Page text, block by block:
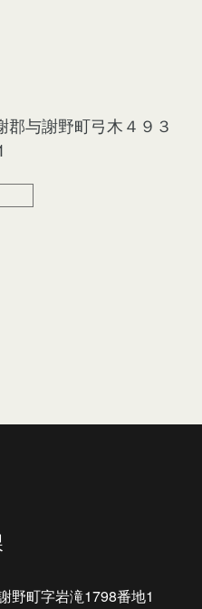
郡与謝野町弓木４９３
野町字岩滝1798番地1